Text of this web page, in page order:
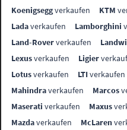
Koenigseggverkaufen KTM
Ladaverkaufen Lamborghini
Land-Roververkaufen
Lexusverkaufen Ligier
Lotusverkaufen LTIverkaufen
Mahindraverkaufen Marcos
Maserati verkaufen Maxus
Mazdaverkaufen McLaren